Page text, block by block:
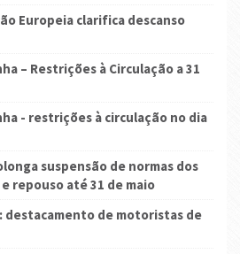
Europeia clarifica descanso
– Restrições à Circulação a 31
- restrições à circulação no dia
suspensão de normas dos
repouso até 31 de maio
destacamento de motoristas de